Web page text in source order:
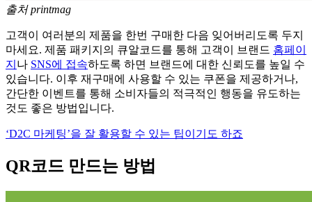
출처 printmag
고객이 여러분의 제품을 한번 구매한 다음 잊어버리도록 두지
마세요. 제품 패키지의 큐알코드를 통해 고객이 브랜드 홈페이
지 나 SNS에 접속하도록 하면 브랜드에 대한 신뢰도를 높일 수
있습니다. 이후 재구매에 사용할 수 있는 쿠폰을 제공하거나,
간단한 이벤트를 통해 소비자들의 적극적인 행동을 유도하는
것도 좋은 방법입니다.
‘D2C 마케팅’을 잘 활용할 수 있는 팁이기도 하죠
QR코드 만드는 방법